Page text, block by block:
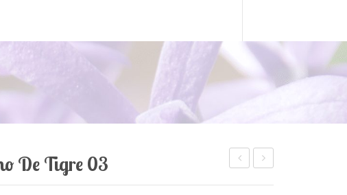
0.00 €
De Tigre 03